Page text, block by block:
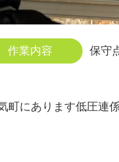
作業内容 保守
町にあります低圧連